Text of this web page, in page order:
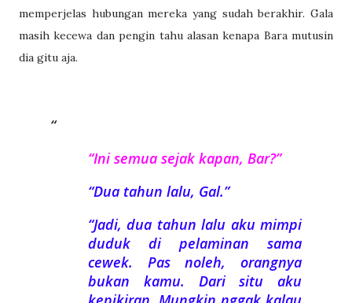
memperjelas hubungan mereka yang sudah berakhir. Gala
masih kecewa dan pengin tahu alasan kenapa Bara mutusin
dia gitu aja.
“Ini semua sejak kapan, Bar?”
“Dua tahun lalu, Gal.”
“Jadi, dua tahun lalu aku mimpi
duduk di pelaminan sama
cewek. Pas noleh, orangnya
bukan kamu. Dari situ aku